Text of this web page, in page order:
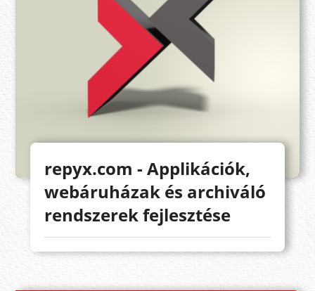
repyx.com - Applikációk,
webáruházak és archiváló
rendszerek fejlesztése